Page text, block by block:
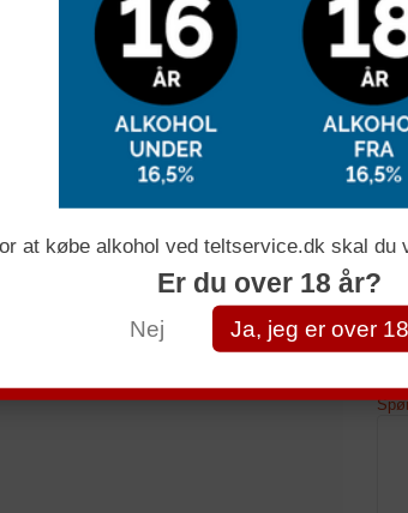
at købe alkohol ved teltservice.dk skal du
Er du over 18 år?
Nej Ja, jeg er over 18